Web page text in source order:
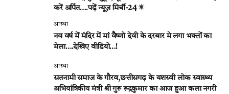
करें अर्पित….पढ़ें न्यूज़ मिर्ची-24
आस्था
नव वर्ष में मंदिर में मां वैष्णो देवी के दरबार मे लगा भक्तों का
मेला….देखिए वीडियो…!
आस्था
सतनामी समाज के गौरव,छत्तीसगढ़ के यशस्वी लोक स्वास्थ्य
अभियांत्रिकीय मंत्री श्री गुरू रूद्रकुमार का आज हुआ कला नगरी